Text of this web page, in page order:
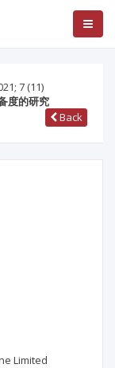
7 (11)
度的研究
Back
Limited